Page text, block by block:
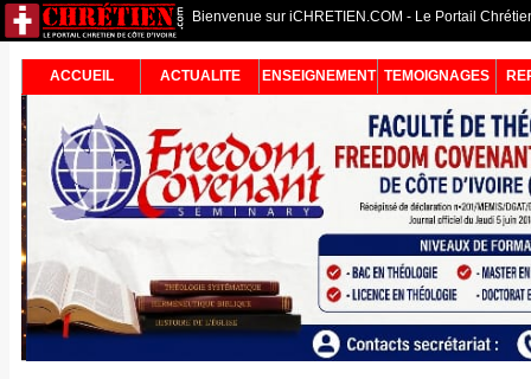
Bienvenue sur iCHRETIEN.COM - Le Portail
ACCUEIL ACTUALITE ENSEIGNEMENT TEMOIGNAGES